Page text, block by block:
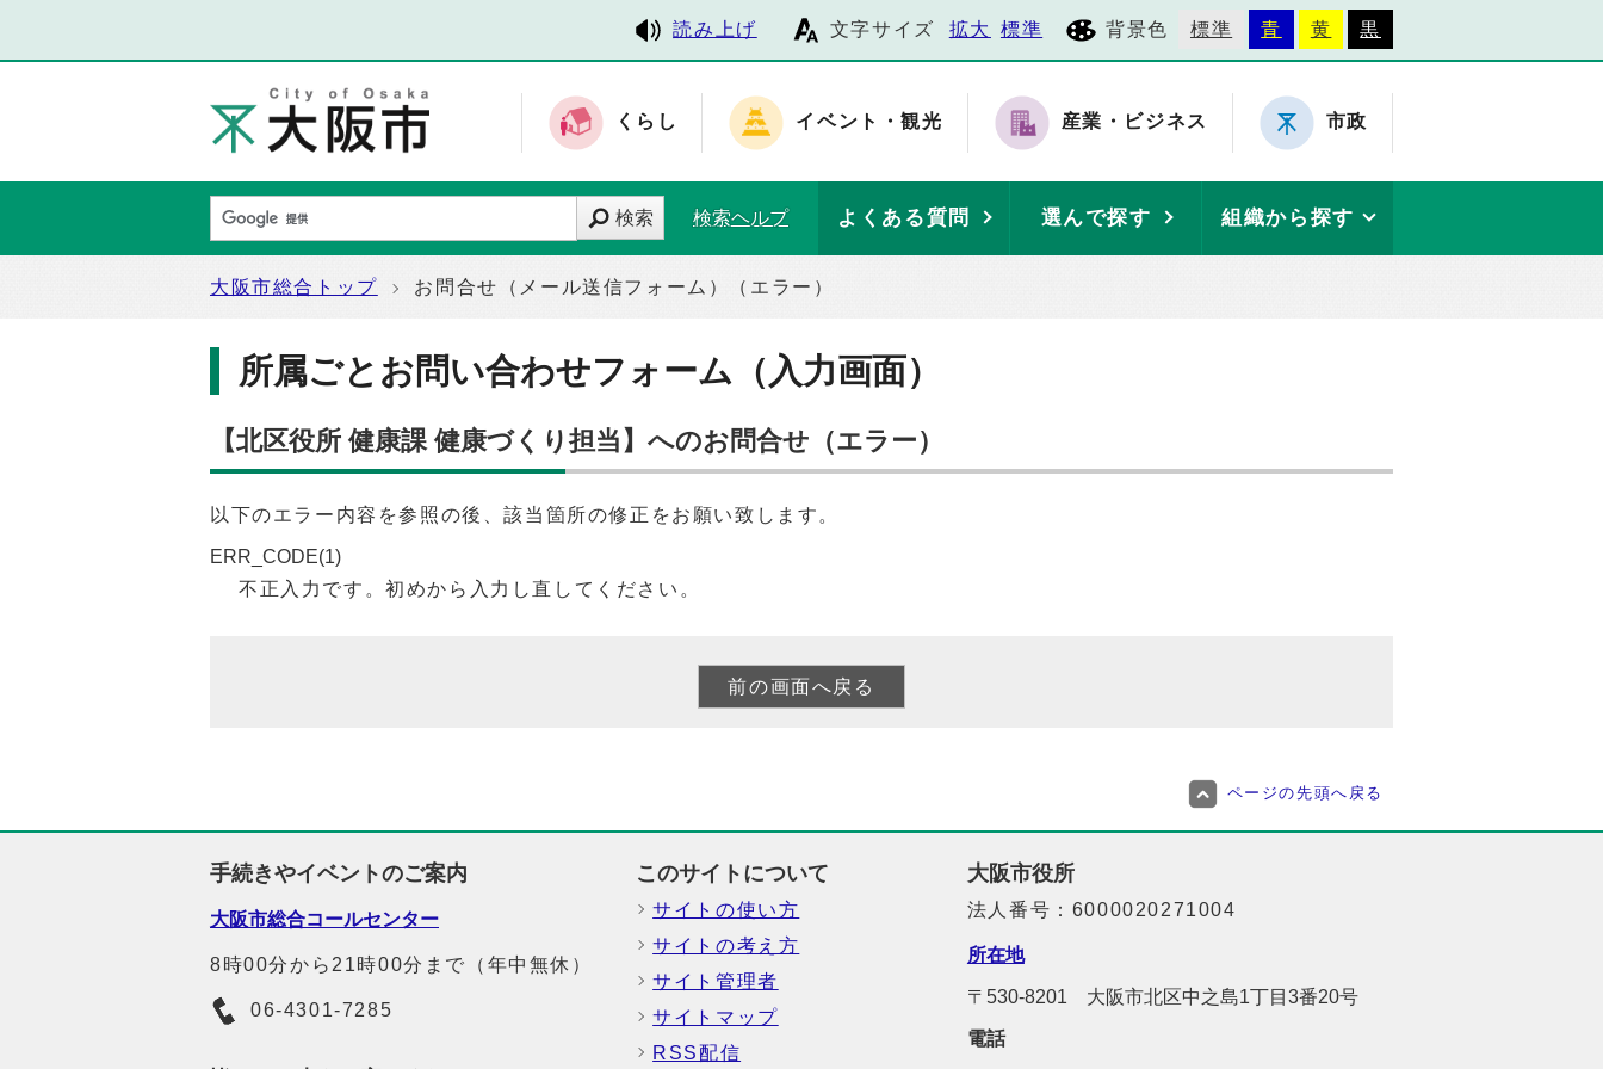
読み上げ 文字サイズ 拡大 標準 背景色 標準 青 黄 黒
くらし イベント・観光 産業・ビジネス 市政
検索 検索ヘルプ よくある質問 選んで探す 組織から探す
大阪市総合トップ お問合せ（メール送信フォーム）（エラー）
所属ごとお問い合わせフォーム（入力画面）
【北区役所 健康課 健康づくり担当】へのお問合せ（エラー）
以下のエラー内容を参照の後、該当箇所の修正をお願い致します。
ERR_CODE(1)
不正入力です。初めから入力し直してください。
ページの先頭へ戻る
手続きやイベントのご案内
大阪市総合コールセンター
8時00分から21時00分まで（年中無休）
06-4301-7285
このサイトについて
サイトの使い方
サイトの考え方
サイト管理者
サイトマップ
RSS配信
大阪市役所
法人番号：6000020271004
所在地
〒530-8201 大阪市北区中之島1丁目3番20号
電話